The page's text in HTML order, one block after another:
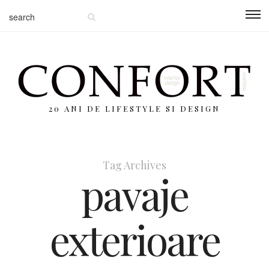
20 ANI DE LIFESTYLE SI DESIGN
Tag Archives
pavaje
exterioare